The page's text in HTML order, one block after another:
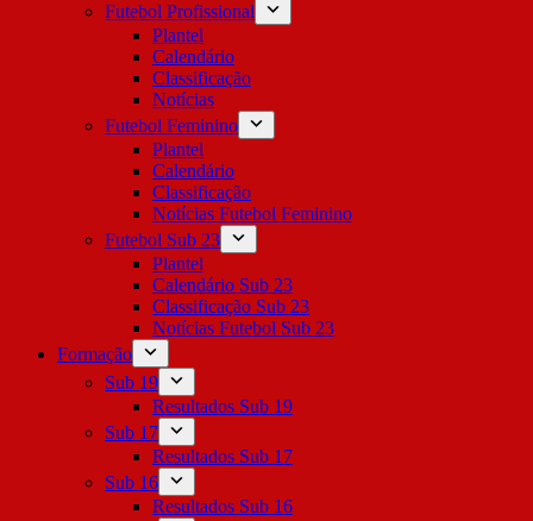
Futebol Profissional
Plantel
Calendário
Classificação
Notícias
Futebol Feminino
Plantel
Calendário
Classificação
Notícias Futebol Feminino
Futebol Sub 23
Plantel
Calendário Sub 23
Classificação Sub 23
Notícias Futebol Sub 23
Formação
Sub 19
Resultados Sub 19
Sub 17
Resultados Sub 17
Sub 16
Resultados Sub 16